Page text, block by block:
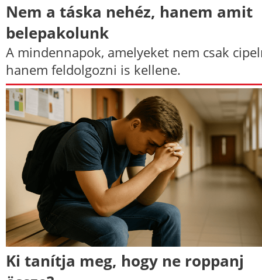
Nem a táska nehéz, hanem amit
belepakolunk
A mindennapok, amelyeket nem csak
hanem feldolgozni is kellene.
Ki tanítja meg, hogy ne roppanj